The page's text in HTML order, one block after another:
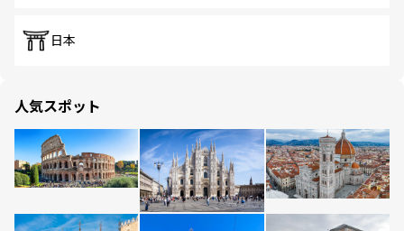
日本
人気スポット